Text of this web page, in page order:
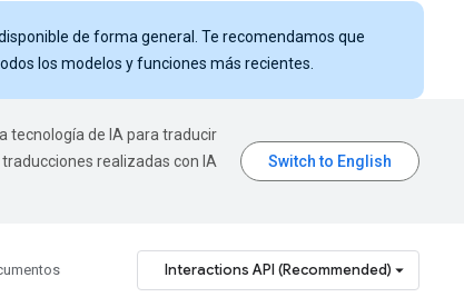
de forma general. Te recomendamos que
los modelos y funciones más recientes.
tecnología de IA para traducir
realizadas con IA
Interactions API (Recommended)